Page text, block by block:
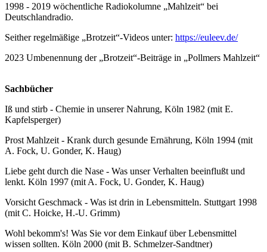
1998 - 2019 wöchentliche Radiokolumne „Mahlzeit“ bei
Deutschlandradio.
Seither regelmäßige „Brotzeit“-Videos unter: https://euleev.de/
2023 Umbenennung der „Brotzeit“-Beiträge in „Pollmers Mahlzeit“
Sachbücher
Iß und stirb - Chemie in unserer Nahrung, Köln 1982 (mit E.
Kapfelsperger)
Prost Mahlzeit - Krank durch gesunde Ernährung, Köln 1994 (mit
A. Fock, U. Gonder, K. Haug)
Liebe geht durch die Nase - Was unser Verhalten beeinflußt und
lenkt. Köln 1997 (mit A. Fock, U. Gonder, K. Haug)
Vorsicht Geschmack - Was ist drin in Lebensmitteln. Stuttgart 1998
(mit C. Hoicke, H.-U. Grimm)
Wohl bekomm's! Was Sie vor dem Einkauf über Lebensmittel
wissen sollten. Köln 2000 (mit B. Schmelzer-Sandtner)